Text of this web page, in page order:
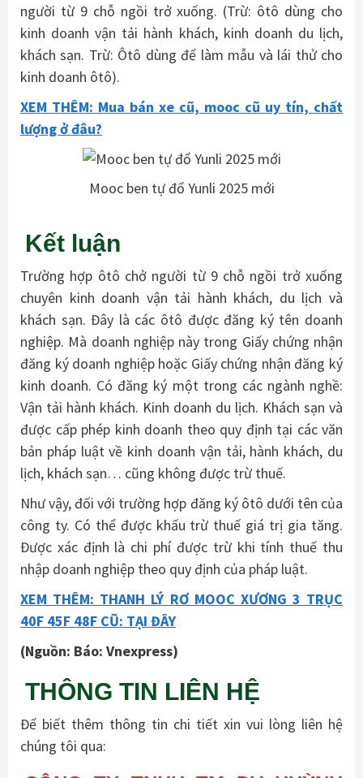
người từ 9 chỗ ngồi trở xuống. (Trừ: ôtô dùng cho
kinh doanh vận tải hành khách, kinh doanh du lịch,
khách sạn. Trừ: Ôtô dùng để làm mẫu và lái thử cho
kinh doanh ôtô).
XEM THÊM: Mua bán xe cũ, mooc cũ uy tín, chất
lượng ở đâu?
Mooc ben tự đổ Yunli 2025 mới
Kết luận
Trường hợp ôtô chở người từ 9 chỗ ngồi trở xuống
chuyên kinh doanh vận tải hành khách, du lịch và
khách sạn. Đây là các ôtô được đăng ký tên doanh
nghiệp. Mà doanh nghiệp này trong Giấy chứng nhận
đăng ký doanh nghiệp hoặc Giấy chứng nhận đăng ký
kinh doanh. Có đăng ký một trong các ngành nghề:
Vận tải hành khách. Kinh doanh du lịch. Khách sạn và
được cấp phép kinh doanh theo quy định tại các văn
bản pháp luật về kinh doanh vận tải, hành khách, du
lịch, khách sạn… cũng không được trừ thuế.
Như vậy, đối với trường hợp đăng ký ôtô dưới tên của
công ty. Có thể được khấu trừ thuế giá trị gia tăng.
Được xác định là chi phí được trừ khi tính thuế thu
nhập doanh nghiệp theo quy định của pháp luật.
XEM THÊM: THANH LÝ RƠ MOOC XƯƠNG 3 TRỤC
40F 45F 48F CŨ: TẠI ĐÂY
(Nguồn: Báo: Vnexpress)
THÔNG TIN LIÊN HỆ
Để biết thêm thông tin chi tiết xin vui lòng liên hệ
chúng tôi qua: